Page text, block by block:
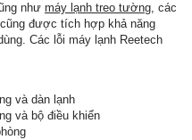
như máy lạnh treo tường, các
được tích hợp khả năng
Các lỗi máy lạnh Reetech
và dàn lạnh
và bộ điều khiển